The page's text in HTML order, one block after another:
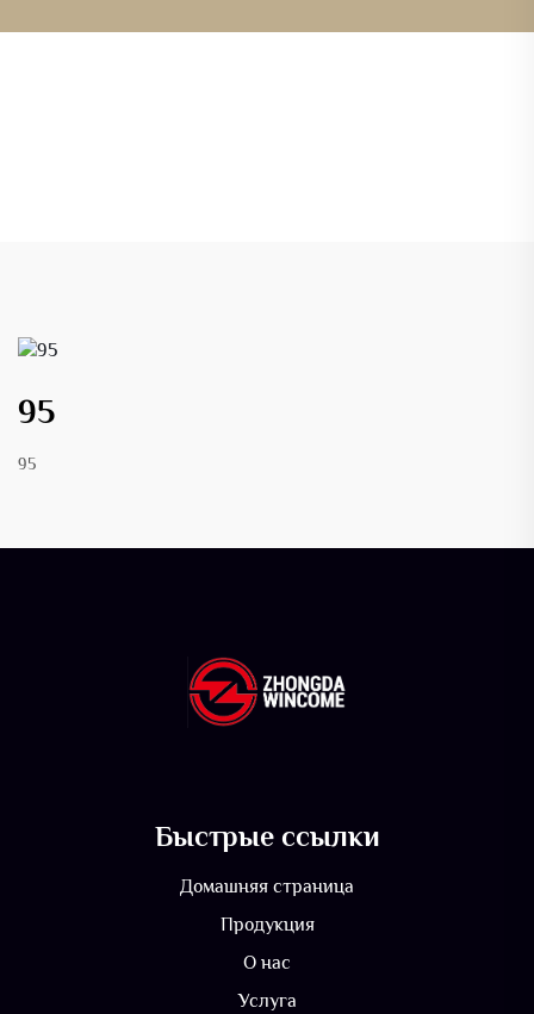
95
95
Быстрые ссылки
Домашняя страница
Продукция
О нас
Услуга